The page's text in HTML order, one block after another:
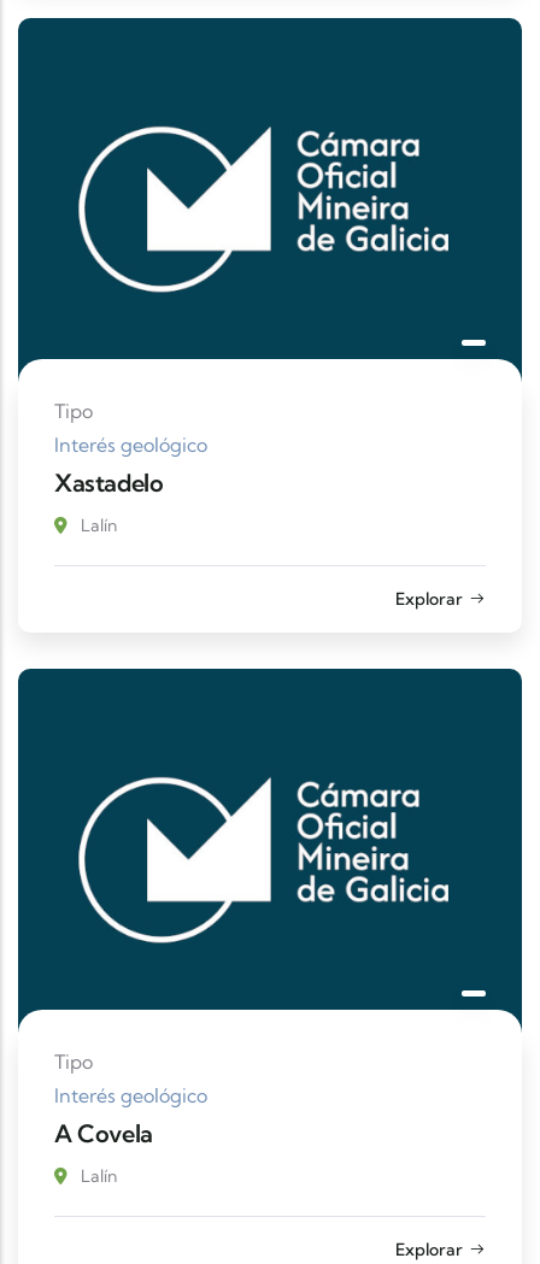
Tipo
Interés geológico
Xastadelo
Lalín
Explorar
Tipo
Interés geológico
A Covela
Lalín
Explorar